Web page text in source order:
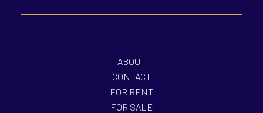
ABOUT
CONTACT
FOR RENT
FOR SALE